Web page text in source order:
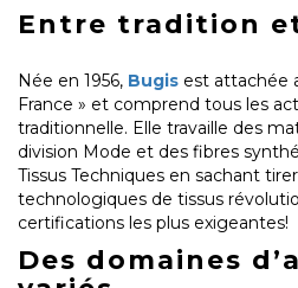
Entre tradition
Née en 1956, Bugis est attachée
France » et comprend tous les
traditionnelle. Elle travaille des
division Mode et des fibres
Tissus Techniques en sachant
technologiques de tissus
certifications les plus exigeantes!
Des domaines